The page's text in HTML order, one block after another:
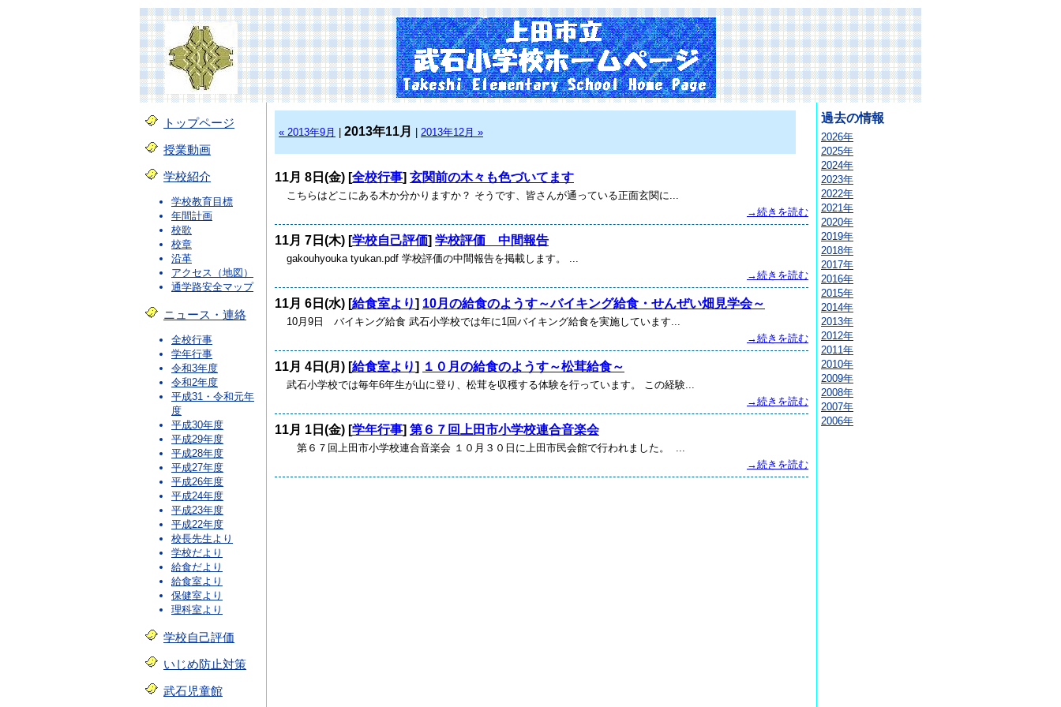
トップページ
授業動画
学校紹介
学校教育目標
年間計画
校歌
校章
沿革
アクセス（地図）
通学路安全マップ
ニュース・連絡
全校行事
学年行事
令和3年度
令和2年度
平成31・令和元年
度
平成30年度
平成29年度
平成28年度
平成27年度
平成26年度
平成24年度
平成23年度
平成22年度
校長先生より
学校だより
給食だより
給食室より
保健室より
理科室より
学校自己評価
いじめ防止対策
武石児童館
« 2013年9月 2013年11月 2013年12月 »
11月 8日(金) [全校行事] 玄関前の木々も色づいてます
こちらはどこにある木か分かりますか？ そうです、皆さんが通っている正面玄関に...
→続きを読む
11月 7日(木) [学校自己評価] 学校評価 中間報告
gakouhyouka tyukan.pdf 学校評価の中間報告を掲載します。 ...
→続きを読む
11月 6日(水) [給食室より] 10月の給食のようす～バイキング給食・せんぜい畑見学会～
10月9日 バイキング給食 武石小学校では年に1回バイキング給食を実施しています...
→続きを読む
11月 4日(月) [給食室より] １０月の給食のようす～松茸給食～
武石小学校では毎年6年生が山に登り、松茸を収穫する体験を行っています。 この経験...
→続きを読む
11月 1日(金) [学年行事] 第６７回上田市小学校連合音楽会
第６７回上田市小学校連合音楽会 １０月３０日に上田市民会館で行われました。 ...
→続きを読む
過去の情報
2026年
2025年
2024年
2023年
2022年
2021年
2020年
2019年
2018年
2017年
2016年
2015年
2014年
2013年
2012年
2011年
2010年
2009年
2008年
2007年
2006年